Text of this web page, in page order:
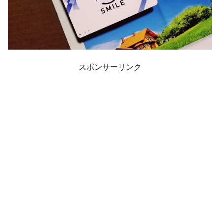
スポンサーリンク